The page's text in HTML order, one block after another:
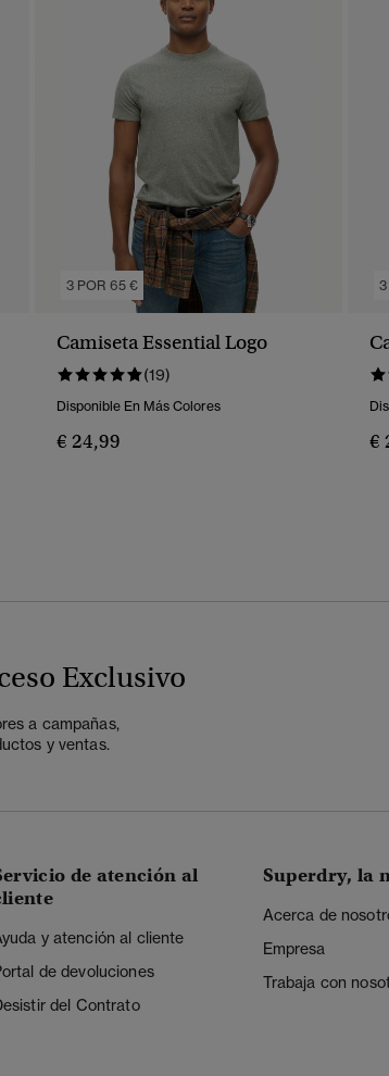
3 POR 65 €
Camiseta Essential Logo
(19)
Disponible En Más Colores
€ 24,99 €
Exclusivo
a campañas,
y ventas.
de atención al
y atención al cliente
de devoluciones
del Contrato
Superdry, la
Acerca de
Empresa
Trabaja con